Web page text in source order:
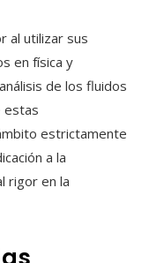
al utilizar sus
en física y
de los fluidos
estas
estrictamente
a la
rigor en la